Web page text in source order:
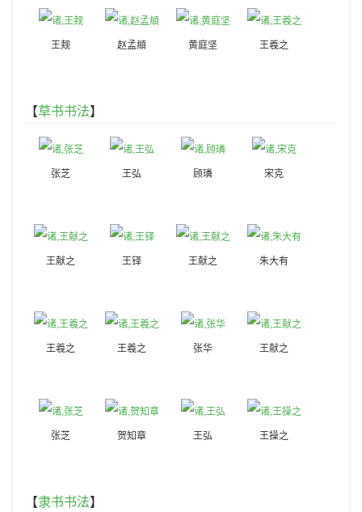
王觌 赵孟頫 黄庭坚 王羲之
【草书书法】
张芝 王弘 顾璘 宋克
王献之 王铎 王献之 朱大有
王羲之 王羲之 张华 王献之
张芝 贺知章 王弘 王操之
【隶书书法】